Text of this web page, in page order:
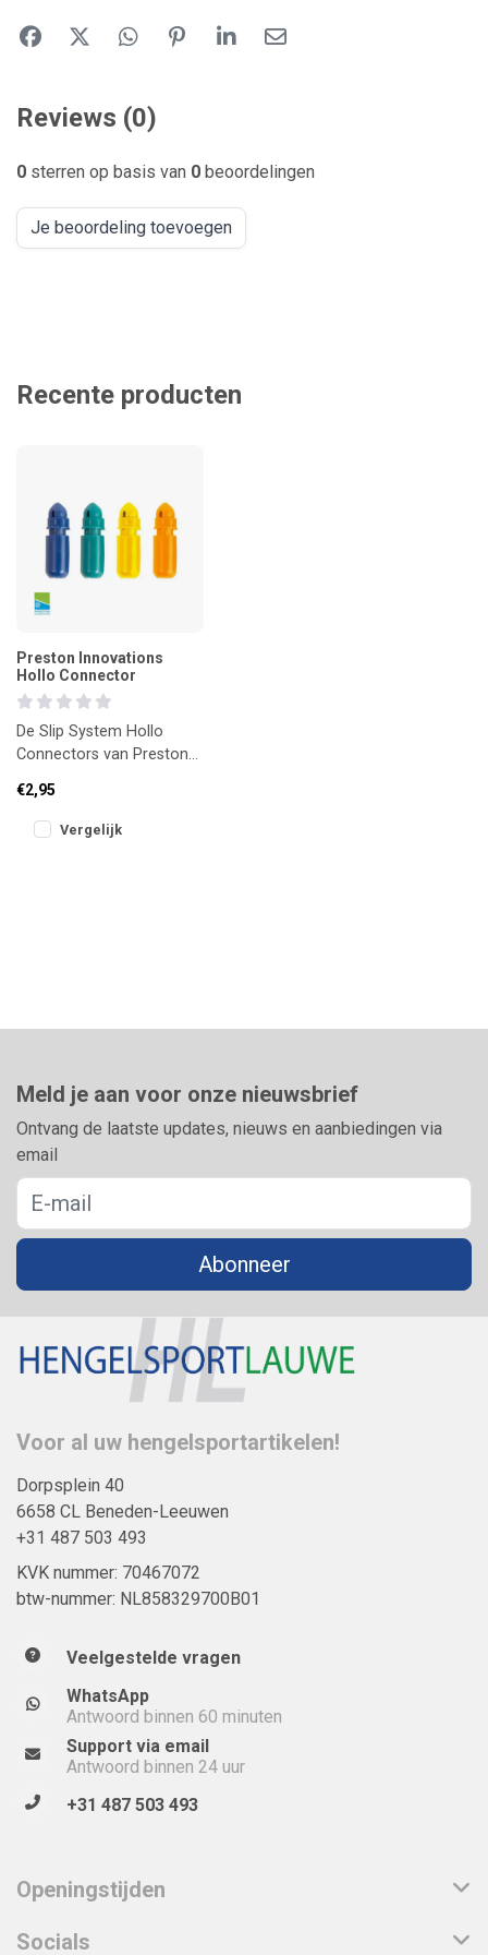
Reviews (0)
0 sterren op basis van 0 beoordelingen
Je beoordeling toevoegen
Recente producten
Preston Innovations
Hollo Connector
De Slip System Hollo
Connectors van Preston
voor het vissen met dikke,
holl
€2,95
Vergelijk
Meld je aan voor onze nieuwsbrief
Ontvang de laatste updates, nieuws en aanbiedingen via
email
Abonneer
Voor al uw hengelsportartikelen!
Dorpsplein 40
6658 CL Beneden-Leeuwen
+31 487 503 493
KVK nummer: 70467072
btw-nummer: NL858329700B01
Veelgestelde vragen
WhatsApp
Antwoord binnen 60 minuten
Support via email
Antwoord binnen 24 uur
+31 487 503 493
Openingstijden
Socials